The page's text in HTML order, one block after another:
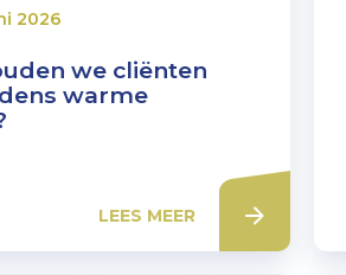
we cliënten
warme
2026
LEES MEER